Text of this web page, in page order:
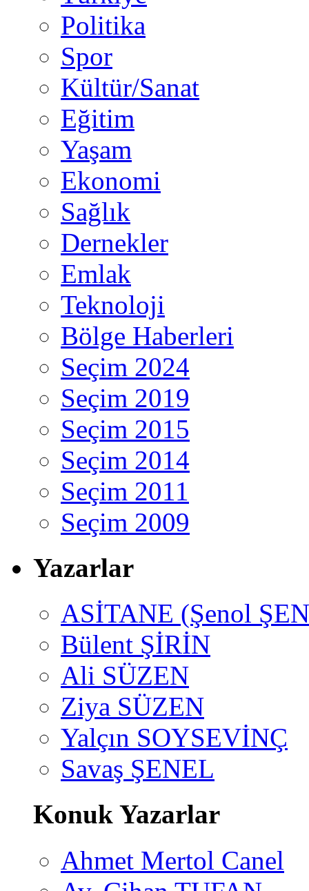
Politika
Spor
Kültür/Sanat
Eğitim
Yaşam
Ekonomi
Sağlık
Dernekler
Emlak
Teknoloji
Bölge Haberleri
Seçim 2024
Seçim 2019
Seçim 2015
Seçim 2014
Seçim 2011
Seçim 2009
Yazarlar
ASİTANE (Şenol
Bülent ŞİRİN
Ali SÜZEN
Ziya SÜZEN
Yalçın SOYSEVİNÇ
Savaş ŞENEL
Konuk Yazarlar
Ahmet Mertol Canel